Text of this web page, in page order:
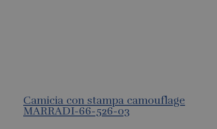
Camicia con stampa camouflage
MARRADI-66-526-03